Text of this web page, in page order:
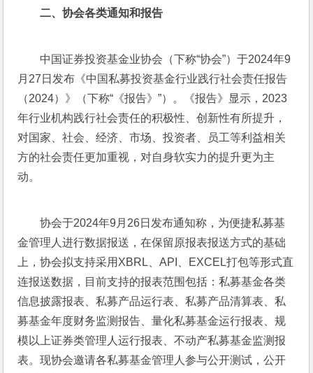
二、协会各类通知和报告
中国证券投资基金业协会（下称“协会”）于2024年9
月27日发布《中国私募投资基金行业践行社会责任报告
（2024）》（下称“《报告》”）。《报告》显示，2023
年行业机构践行社会责任的积极性、创新性有所提升，
对国家、社会、经济、市场、投资者、员工等利益相关
方的社会责任更加重视，对自身软实力的提升更为主
动。
协会于2024年9月26日发布通知称，为便捷私募基
金管理人进行数据报送，在保留原报表报送方式的基础
上，协会拟支持采用XBRL、API、EXCEL打包等形式直
连报送数据，目前支持的报表范围包括：私募基金各类
信息披露报表、私募产品运行表、私募产品清算表、私
募基金年度财务监测报告、量化私募基金运行报表、规
模以上证券类管理人运行报表、不动产私募基金监测报
表。现协会邀请各私募基金管理人参与公开测试，公开